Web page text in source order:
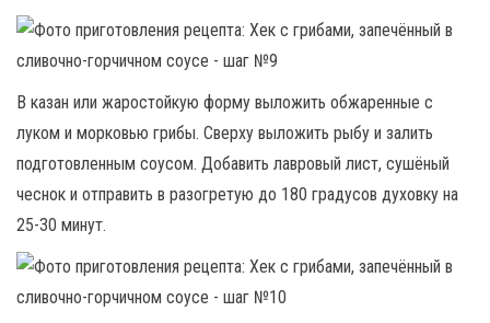
В казан или жаростойкую форму выложить обжаренные с
луком и морковью грибы. Сверху выложить рыбу и залить
подготовленным соусом. Добавить лавровый лист, сушёный
чеснок и отправить в разогретую до 180 градусов духовку на
25-30 минут.